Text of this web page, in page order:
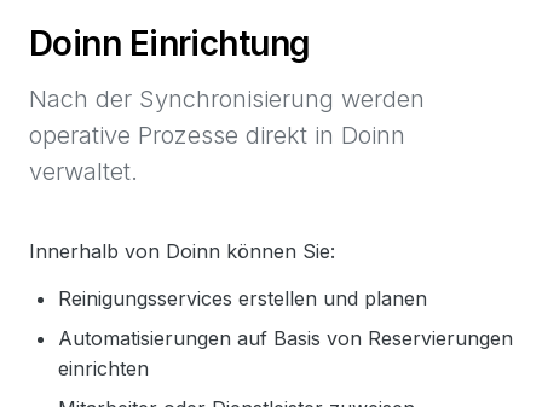
Doinn Einrichtung
Nach der Synchronisierung werden
operative Prozesse direkt in Doinn
verwaltet.
Innerhalb von Doinn können Sie:
Reinigungsservices erstellen und planen
Automatisierungen auf Basis von Reservierungen
einrichten